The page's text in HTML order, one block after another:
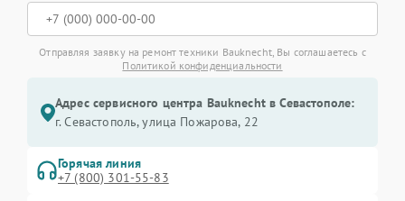
Отправляя заявку на ремонт техники Bauknecht, Вы соглашаетесь с
Политикой конфиденциальности
Адрес сервисного центра Bauknecht в Севастополе:
г. Севастополь, улица Пожарова, 22
Горячая линия
+7 (800) 301-55-83